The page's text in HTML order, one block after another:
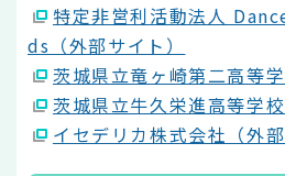
特定非営利活動法人
ds（外部サイト）
茨城県立竜ヶ崎第二高等
茨城県立牛久栄進高等学校
イセデリカ株式会社（外部